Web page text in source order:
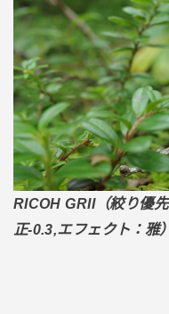
RICOH GRII（絞り優
正-0.3,エフェクト：雅）